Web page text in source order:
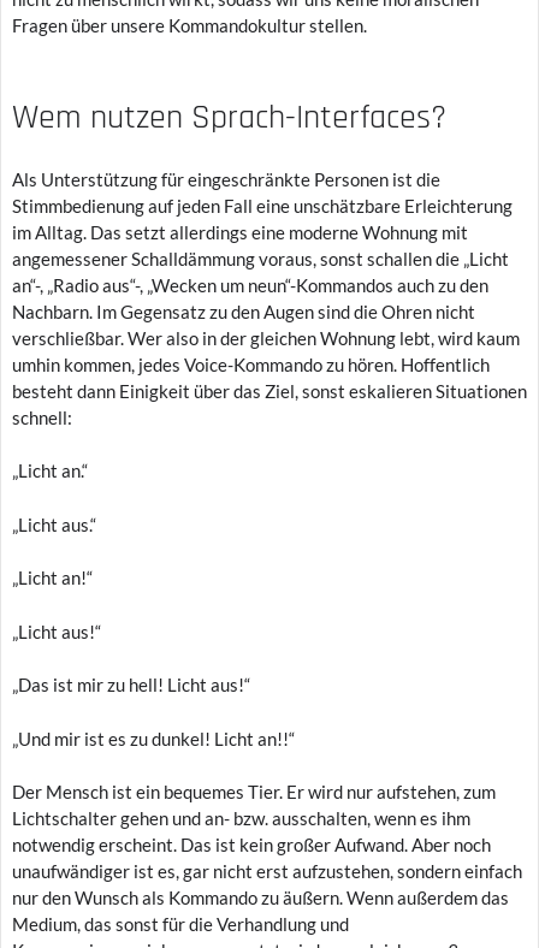
Fragen über unsere Kommandokultur stellen.
Wem nutzen Sprach-Interfaces?
Als Unterstützung für eingeschränkte Personen ist die
Stimmbedienung auf jeden Fall eine unschätzbare Erleichterung
im Alltag. Das setzt allerdings eine moderne Wohnung mit
angemessener Schalldämmung voraus, sonst schallen die „Licht
an“-, „Radio aus“-, „Wecken um neun“-Kommandos auch zu den
Nachbarn. Im Gegensatz zu den Augen sind die Ohren nicht
verschließbar. Wer also in der gleichen Wohnung lebt, wird kaum
umhin kommen, jedes Voice-Kommando zu hören. Hoffentlich
besteht dann Einigkeit über das Ziel, sonst eskalieren Situationen
schnell:
„Licht an.“
„Licht aus.“
„Licht an!“
„Licht aus!“
„Das ist mir zu hell! Licht aus!“
„Und mir ist es zu dunkel! Licht an!!“
Der Mensch ist ein bequemes Tier. Er wird nur aufstehen, zum
Lichtschalter gehen und an- bzw. ausschalten, wenn es ihm
notwendig erscheint. Das ist kein großer Aufwand. Aber noch
unaufwändiger ist es, gar nicht erst aufzustehen, sondern einfach
nur den Wunsch als Kommando zu äußern. Wenn außerdem das
Medium, das sonst für die Verhandlung und